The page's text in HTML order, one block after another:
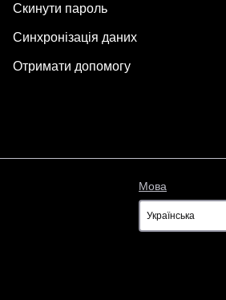
Скинути пароль
Синхронізація даних
Отримати допомогу
Мова